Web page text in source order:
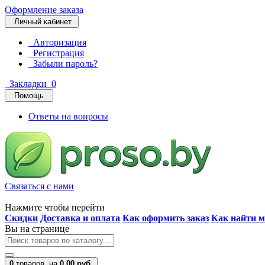
Оформление заказа
Личный кабинет
Авторизация
Регистрация
Забыли пароль?
Закладки 0
Помощь
Ответы на вопросы
Связаться с нами
Нажмите чтобы перейти
Скидки Доставка и оплата Как оформить заказ Как найти
Вы на странице